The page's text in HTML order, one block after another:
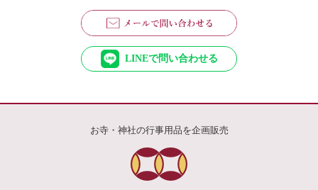
LINEで問い合わせる
お寺・神社の行事用品を企画販売